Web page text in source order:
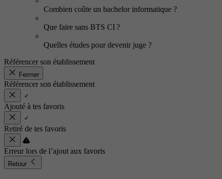
Combien coûte un bachelor informatique ?
Que faire sans BTS CI ?
Quelles études pour devenir juge ?
Référencer son établissement
Fermer
Référencer son établissement
Ajouté à tes favoris
Retiré de tes favoris
Erreur lors de l’ajout aux favoris
Retour